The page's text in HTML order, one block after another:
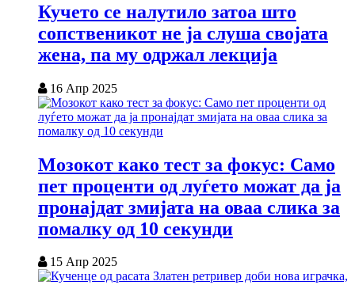
Кучето се налутило затоа што
сопственикот не ја слуша својата
жена, па му одржал лекција
16 Апр 2025
Мозокот како тест за фокус: Само
пет проценти од луѓето можат да ја
пронајдат змијата на оваа слика за
помалку од 10 секунди
15 Апр 2025